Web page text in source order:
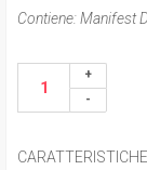
Contiene: Manifest
CARATTERISTICHE